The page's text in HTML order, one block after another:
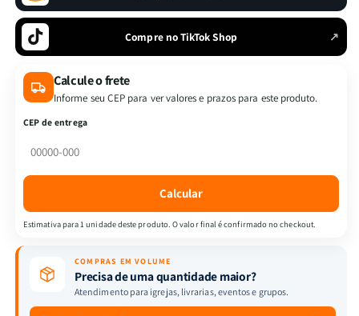
Compre no TikTok Shop ↗
Calcule o frete
Informe seu CEP para ver valores e prazos para este produto.
CEP de entrega
Calcular
Estimativa para 1 unidade deste produto. O valor final é confirmado no checkout.
COMPRAS EM VOLUME
Precisa de uma quantidade maior?
Atendimento para igrejas, livrarias, eventos e grupos.